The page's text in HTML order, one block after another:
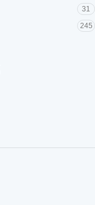
31
245